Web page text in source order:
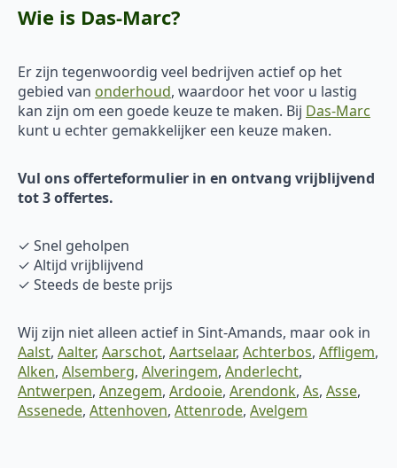
Wie is Das-Marc?
Er zijn tegenwoordig veel bedrijven actief op het
gebied van onderhoud, waardoor het voor u lastig
kan zijn om een goede keuze te maken. Bij Das-Marc
kunt u echter gemakkelijker een keuze maken.
Vul ons offerteformulier in en ontvang vrijblijvend
tot 3 offertes.
✓ Snel geholpen
✓ Altijd vrijblijvend
✓ Steeds de beste prijs
Wij zijn niet alleen actief in Sint-Amands, maar ook in
Aalst, Aalter, Aarschot, Aartselaar, Achterbos, Affligem,
Alken, Alsemberg, Alveringem, Anderlecht,
Antwerpen, Anzegem, Ardooie, Arendonk, As, Asse,
Assenede, Attenhoven, Attenrode, Avelgem